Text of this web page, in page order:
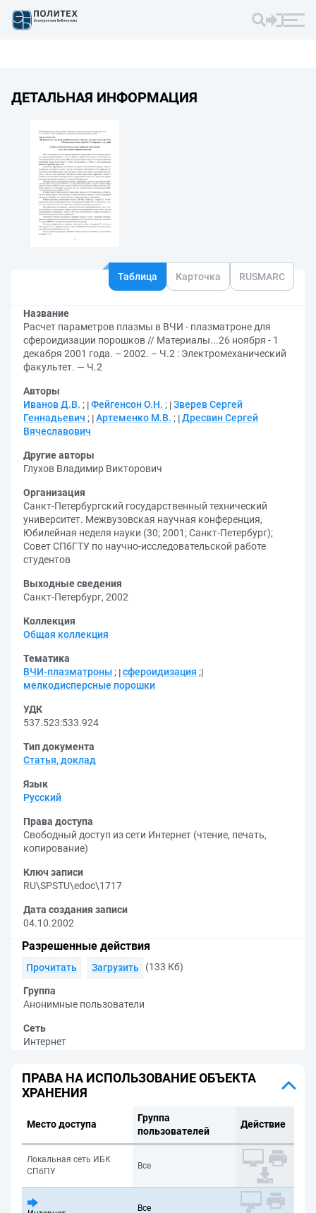
ДЕТАЛЬНАЯ ИНФОРМАЦИЯ
Таблица Карточка RUSMARC
Название
Расчет параметров плазмы в ВЧИ - плазматроне для
сфероидизации порошков // Материалы...26 ноября - 1
декабря 2001 года. – 2002. – Ч.2 : Электромеханический
факультет. — Ч.2
Авторы
Иванов Д.В. ; Фейгенсон О.Н. ; Зверев Сергей
Геннадьевич ; Артеменко М.В. ; Дресвин Сергей
Вячеславович
Другие авторы
Глухов Владимир Викторович
Организация
Санкт-Петербургский государственный технический
университет. Межвузовская научная конференция,
Юбилейная неделя науки (30; 2001; Санкт-Петербург);
Совет СПбГТУ по научно-исследовательской работе
студентов
Выходные сведения
Санкт-Петербург, 2002
Коллекция
Общая коллекция
Тематика
ВЧИ-плазматроны ; сфероидизация ;
мелкодисперсные порошки
УДК
537.523:533.924
Тип документа
Статья, доклад
Язык
Русский
Права доступа
Свободный доступ из сети Интернет (чтение, печать,
копирование)
Ключ записи
RU\SPSTU\edoc\1717
Дата создания записи
04.10.2002
Разрешенные действия
Прочитать Загрузить (133 Кб)
Группа
Анонимные пользователи
Сеть
Интернет
ПРАВА НА ИСПОЛЬЗОВАНИЕ ОБЪЕКТА
ХРАНЕНИЯ
Место доступа
Группа
пользователей
Действие
Локальная сеть ИБК
СПбПУ
Все
Все